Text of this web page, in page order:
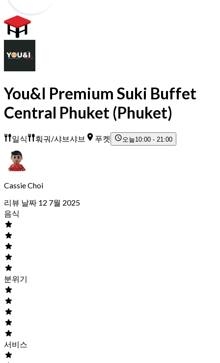
You&I Premium Suki Buffet
Central Phuket (Phuket)
일식 훠궈/샤브샤브 푸켓 오늘10:00 - 21:00
Cassie Choi
리뷰 날짜 12 7월 2025
음식
분위기
서비스